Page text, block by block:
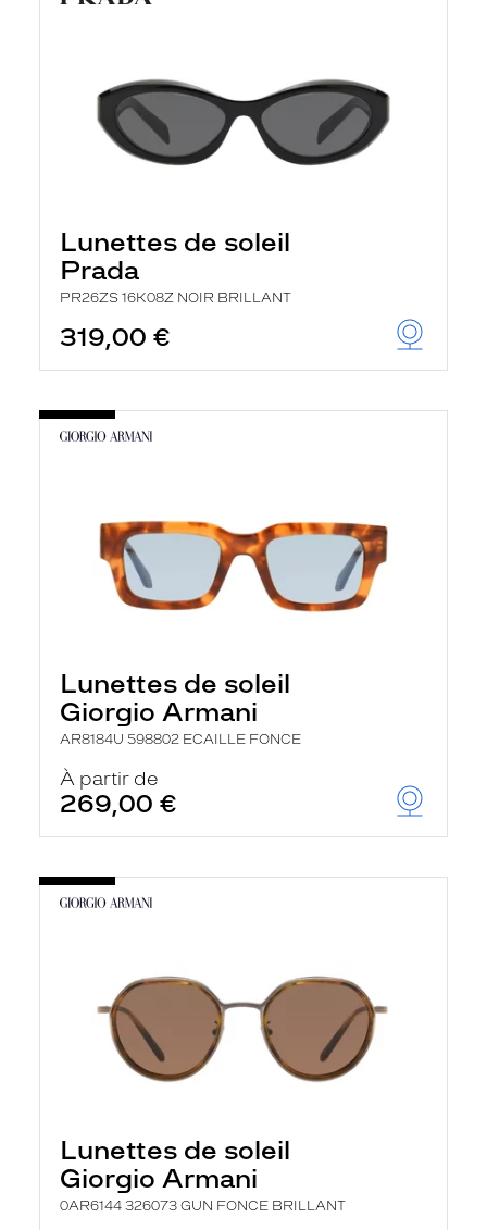
Lunettes de soleil
Prada
PR26ZS 16K08Z NOIR BRILLANT
319,00 €
Lunettes de soleil
Giorgio Armani
AR8184U 598802 ECAILLE FONCE
À partir de
269,00 €
Lunettes de soleil
Giorgio Armani
0AR6144 326073 GUN FONCE BRILLANT